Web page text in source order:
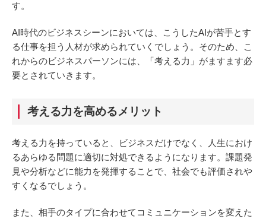
す。
AI時代のビジネスシーンにおいては、こうしたAIが苦手とす
る仕事を担う人材が求められていくでしょう。そのため、こ
れからのビジネスパーソンには、「考える力」がますます必
要とされていきます。
考える力を高めるメリット
考える力を持っていると、ビジネスだけでなく、人生におけ
るあらゆる問題に適切に対処できるようになります。課題発
見や分析などに能力を発揮することで、社会でも評価されや
すくなるでしょう。
また、相手のタイプに合わせてコミュニケーションを変えた